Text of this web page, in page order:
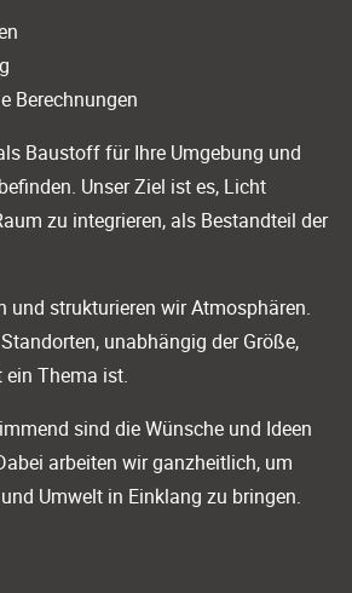
Berechnungen
Baustoff für Ihre Umgebung und
Unser Ziel ist es, Licht
zu integrieren, als Bestandteil der
und strukturieren wir Atmosphären.
unabhängig der Größe,
Thema ist.
sind die Wünsche und Ideen
arbeiten wir ganzheitlich, um
Umwelt in Einklang zu bringen.